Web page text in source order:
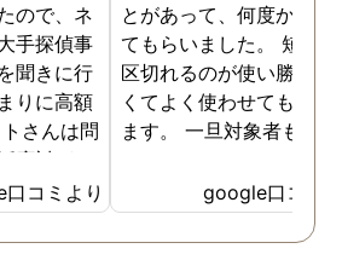
ので、ネ
手探偵事
聞きに行
りに高額
さんは問
応対がと
伝わって
伺いまし
りました
コミより
とがあって、何度か調査
てもらいました。 短時
区切れるのが使い勝手が
くてよく使わせてもらっ
ます。 一旦対象者も落
様子を見たいと思います
様子を見て動きそうなら
の時はまた尾行をお願い
google口コミ